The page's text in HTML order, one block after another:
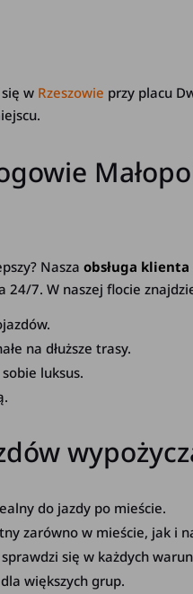
w Rzeszowie przy placu
Naszaobsługa klienta
24/7. W naszej flocie
na dłuższe trasy.
luksus.
do jazdy po mieście.
zarówno w mieście, jak i
się w każdych
większych grup.